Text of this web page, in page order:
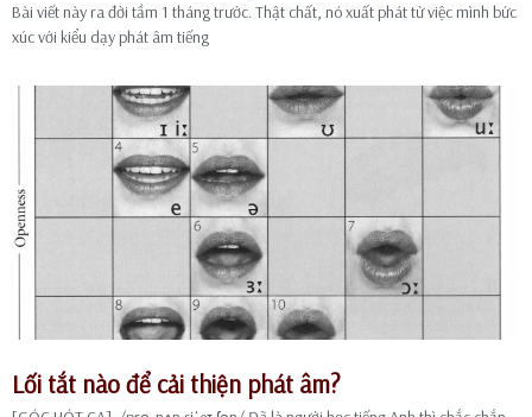
Bài viết này ra đời tầm 1 tháng trước. Thật chất, nó xuất phát từ việc mình bức
xúc với kiểu dạy phát âm tiếng
Lối tắt nào để cải thiện phát âm?